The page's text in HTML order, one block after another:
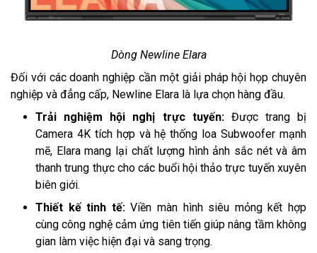
Dòng Newline Elara
Đối với các doanh nghiệp cần một giải pháp hội họp chuyên
nghiệp và đẳng cấp, Newline Elara là lựa chọn hàng đầu.
Trải nghiệm hội nghị trực tuyến:Được trang bị
Camera 4K tích hợp và hệ thống loa Subwoofer mạnh
mẽ, Elara mang lại chất lượng hình ảnh sắc nét và âm
thanh trung thực cho các buổi hội thảo trực tuyến xuyên
biên giới.
Thiết kế tinh tế:Viền màn hình siêu mỏng kết hợp
cùng công nghệ cảm ứng tiên tiến giúp nâng tầm không
gian làm việc hiện đại và sang trọng.